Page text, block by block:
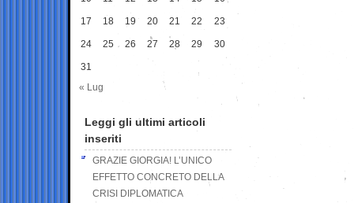
17 18 19 20 21 22 23
24 25 26 27 28 29 30
31
« Lug
Leggi gli ultimi articoli
inseriti
GRAZIE GIORGIA! L’UNICO
EFFETTO CONCRETO DELLA
CRISI DIPLOMATICA